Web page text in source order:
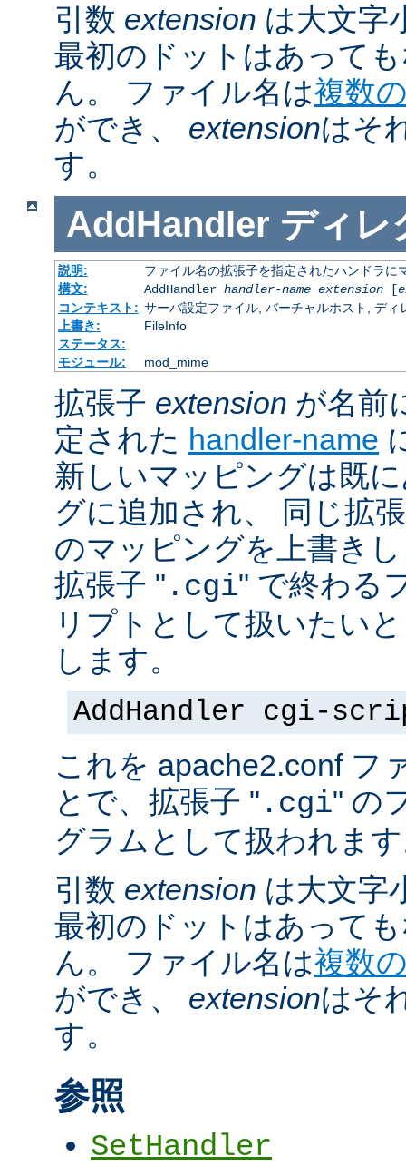
引数 extension は大文字
最初のドットはあって
ん。 ファイル名は複数
ができ、 extensionはそ
す。
AddHandler ディレ
説明:
ファイル名の拡張子を指定されたハンドラに
構文:
AddHandler handler-name extension[
コンテキスト: サーバ設定ファイル, バーチャルホスト, ディ
上書き:
FileInfo
ステータス:
モジュール:
mod_mime
拡張子 extension が名前
定された handler-name
新しいマッピングは既
グに追加され、 同じ拡
のマッピングを上書き
拡張子 " .cgi" で終わる
リプトとして扱いたい
します。
AddHandler cgi-
これを apache2.conf フ
とで、拡張子 " .cgi" の
グラムとして扱われま
引数 extension は大文字
最初のドットはあって
ん。 ファイル名は複数
ができ、 extensionはそ
す。
参照
SetHandler